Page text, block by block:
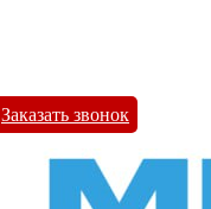
Заказать звонок